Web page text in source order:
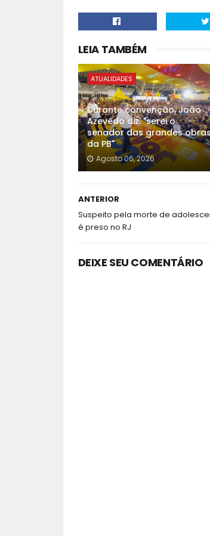
LEIA TAMBÉM
ATUALIDADES
Durante convenção, João
Azevêdo diz: "serei o
senador das grandes
da PB"
Agosto 06, 2026
ANTERIOR
Suspeito pela morte de
é preso no RJ
DEIXE SEU COMENTÁRIO